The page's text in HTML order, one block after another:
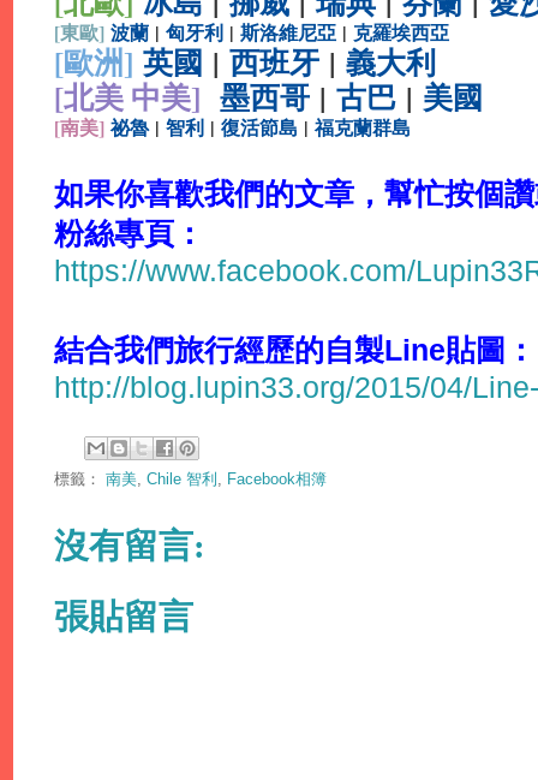
[東歐] 波蘭 | 匈牙利 | 斯洛維尼亞 | 克羅埃西亞
[歐洲] 英國 | 西班牙 | 義大利
[北美 中美] 墨西哥 | 古巴 | 美國
[南美] 祕魯 | 智利 | 復活節島 | 福克蘭群島
如果你喜歡我們的文章，幫忙按個
粉絲專頁：
https://www.facebook.com/
結合我們旅行經歷的自製Line貼圖：
http://blog.lupin33.org/2015/04/
標籤： 南美 Chile 智利 Facebook相簿
沒有留言:
張貼留言